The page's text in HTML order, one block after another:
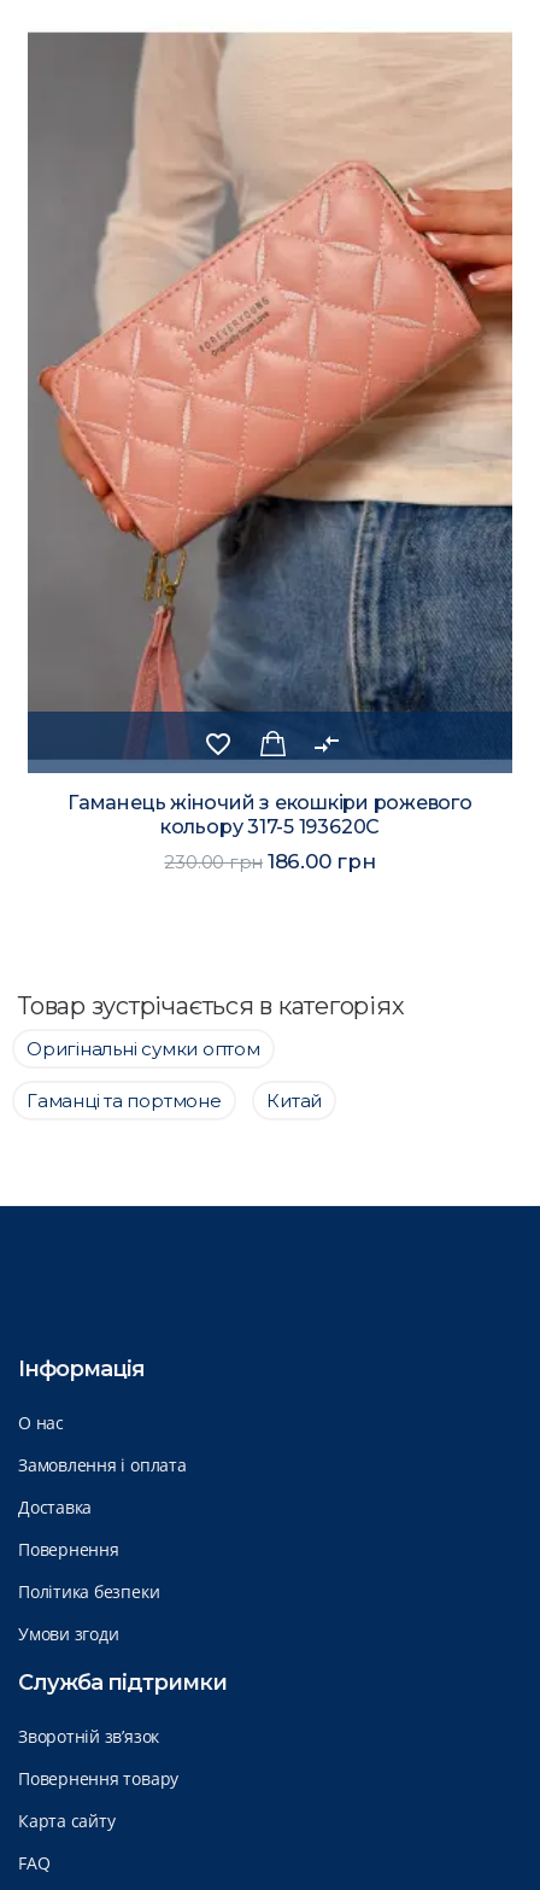
favorite_border compare_arrows
Гаманець жіночий з екошкіри рожевого
кольору 317-5 193620C
230.00 грн 186.00 грн
Товар зустрічається в категоріях
Оригінальні сумки оптом
Гаманці та портмоне Китай
Інформація
О нас
Замовлення і оплата
Доставка
Повернення
Політика безпеки
Умови згоди
Служба підтримки
Зворотній зв’язок
Повернення товару
Карта сайту
FAQ